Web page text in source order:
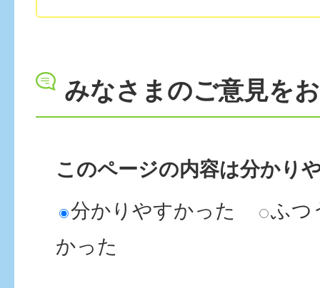
みなさまのご意見を
このページの内容は分かり
分かりやすかった
ふつ
かった